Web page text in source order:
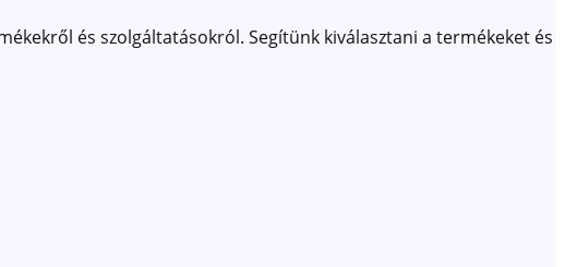
és szolgáltatásokról. Segítünk kiválasztani a termékeket és